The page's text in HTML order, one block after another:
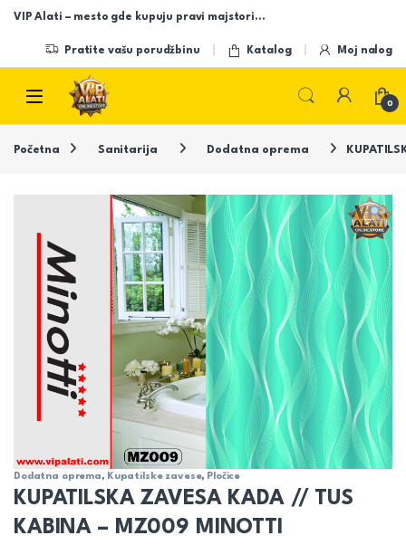
Skip to navigation
Skip to content
VIP Alati – mesto gde kupuju pravi majstori…
Pratite vašu porudžbinu Katalog Moj nalog
Open
0
Početna Sanitarija Dodatna oprema
Dodatna oprema, Kupatilske zavese, Pločice
KUPATILSKA ZAVESA KADA // TUS
KABINA – MZ009 MINOTTI